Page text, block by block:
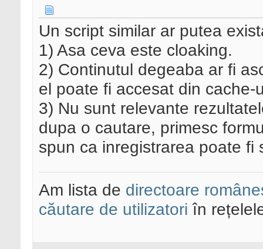
Un script similar ar putea
1) Asa ceva este cloaking.
2) Continutul degeaba ar fi
el poate fi accesat din
3) Nu sunt relevante
dupa o cautare, primesc
spun ca inregistrarea poate fi
Am lista de directoare
căutare de utilizatori în